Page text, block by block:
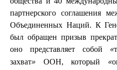
партнерского соглашения
Объединенных Наций. К
был обращен призыв
оно представляет собой
захват» ООН, который